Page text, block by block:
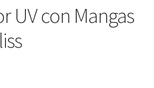
UV con Mangas